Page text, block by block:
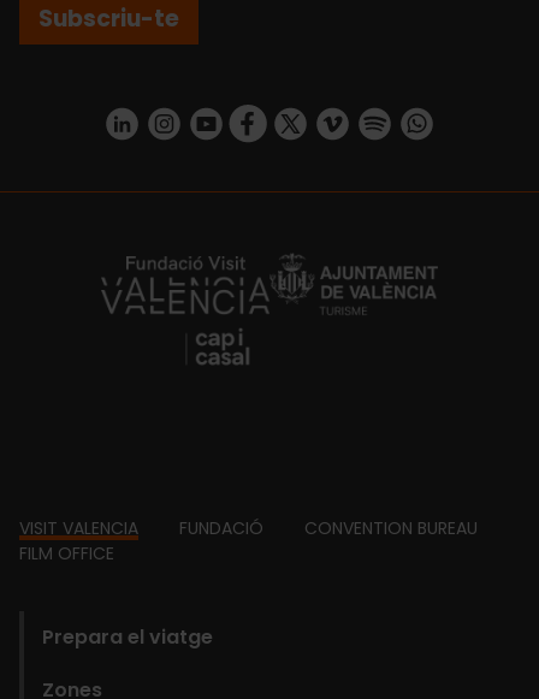
Subscriu-te
https://www.linkedin.com/company/turismo-valencia/mycompany/
https://www.instagram.com/visit_valencia/
https://www.youtube.com/user/
https://www.facebook.com/
https://twitter.com/
https://vimeo.com/
https://https://api.whatsapp.com/
https://fundacion.visitvalencia.com/
Footer
VISIT VALENCIA FUNDACIÓ
CONVENTION BUREAU
FILM OFFICE
Prepara el viatge
Zones